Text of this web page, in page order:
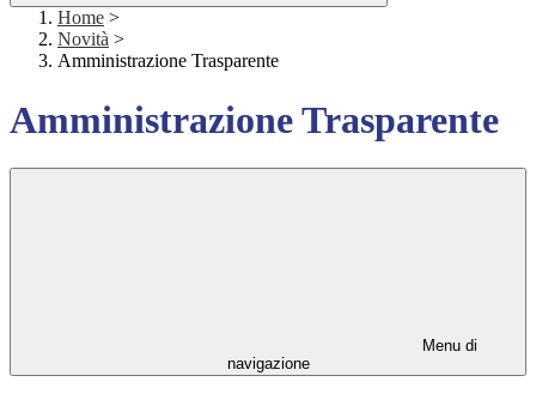
Home >
Novità >
Amministrazione Trasparente
Amministrazione Trasparente
Menu di
navigazione